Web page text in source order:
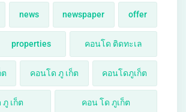
news newspaper offer
properties คอนโด ติดทะเล
คอนโด ภู เก็ต คอนโดภูเก็ต
เก็ต คอน โด ภูเก็ต